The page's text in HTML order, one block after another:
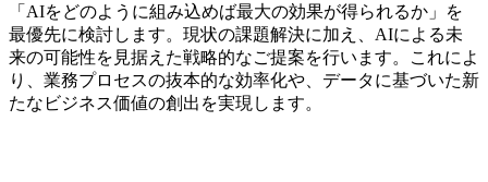
「AIをどのように組み込めば最大の効果が得られるか」を
最優先に検討します。現状の課題解決に加え、AIによる未
来の可能性を見据えた戦略的なご提案を行います。これによ
り、業務プロセスの抜本的な効率化や、データに基づいた新
たなビジネス価値の創出を実現します。